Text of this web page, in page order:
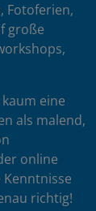
Fotoferien,
große
eine
als malend,
online
richtig!